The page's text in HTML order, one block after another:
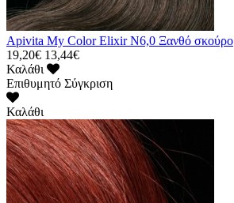
Apivita My Color Elixir N6,0 Ξανθό σκούρο
19,20€ 13,44€
Καλάθι
Επιθυμητό Σύγκριση
Καλάθι